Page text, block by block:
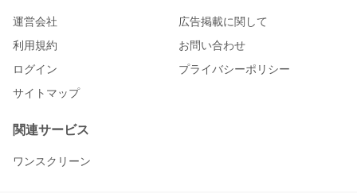
運営会社
広告掲載に関して
利用規約
お問い合わせ
ログイン
プライバシーポリシー
サイトマップ
関連サービス
ワンスクリーン